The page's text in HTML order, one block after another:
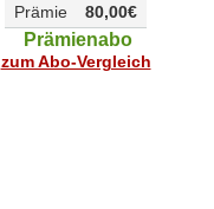
80,00€
Prämie
Prämienabo
zum Abo-Vergleich